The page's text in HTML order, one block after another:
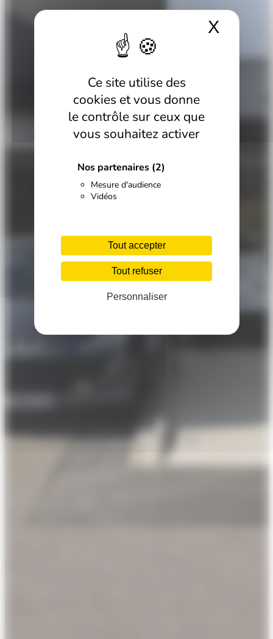
Ce site utilise des
cookies et vous donne
le contrôle sur ceux que
vous souhaitez activer
Nos partenaires (2)
Mesure d'audience
Vidéos
Tout accepter
Tout refuser
Personnaliser
X